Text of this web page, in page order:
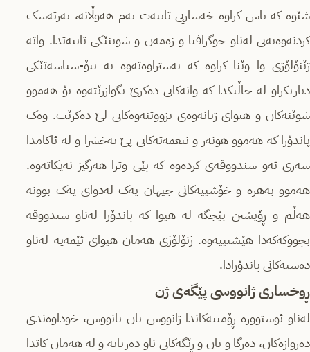
شێوە کە باس کراوە خەساریی تایبەت بەم هەوڵانە، بەرتەسک
کردنەوەیەتی لەناو جوگرافیا و زەمەن و شوینێکی تایبەتدا. واتە
ژێنۆلۆژی وا وێنا کراوە کە بەستراوەتەوە بە بیۆ-سیاسەتێکی
دیاریکراو لە حاڵیکدا کە وانەکانی دەکرێ بگوازرێتەوە بۆ هەموو
شوێنەکان و هیوای ژیانەوەی بزووتنەوەکانی لێ دەکرێت. وەک
پاندۆرا کە هەموو هونەر و نیعمەتەکانی پێ بەخشرا و لە ئاکامدا
سەری ئەو سندووقەی کردەوە کە پێی وترا هەرگیز نەیکاتەوە.
هەموو بەهرە و خۆشییەکانی جیهان یەک لەدوای یەک بوونە
هەڵم و ڕۆیشتن بێجگە لە هیوا کە پاندۆرا لەناو سندووقە
بچووکەکەدا هێشتییەوە. ژنۆلۆژی هەمان هیوای ئێمەیە لەناو
دەستەکانی پاندۆرادا.
ڕوخساری ژانووسی پێگەی ژن
لەناو ئوستوورە ڕۆمییەکاندا ژانووس یان یانووس، خوداوەندی
دەروازەکان، دەرگا و بان و ڕێگەکانی ناو دەریایە و لە هەمان کاتدا